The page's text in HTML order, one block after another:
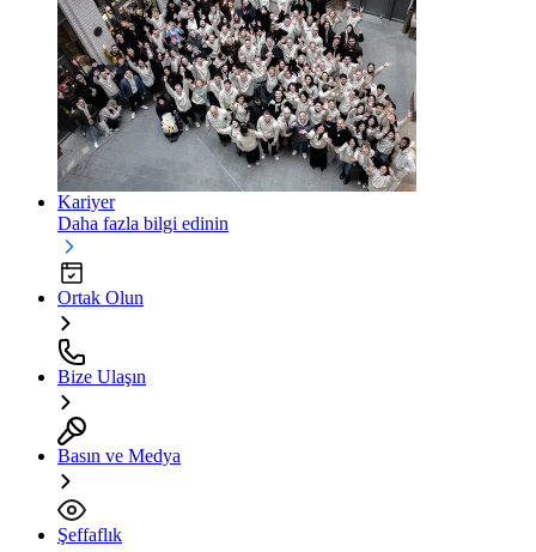
Kariyer
Daha fazla bilgi edinin
Ortak Olun
Bize Ulaşın
Basın ve Medya
Şeffaflık